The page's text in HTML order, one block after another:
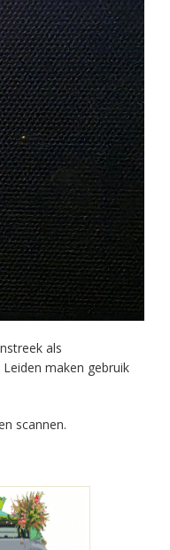
als
maken gebruik
scannen.